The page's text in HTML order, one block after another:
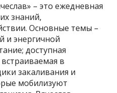
– это ежедневная
знаний,
Основные темы –
и энергичной
доступная
в
закаливания и
мобилизуют